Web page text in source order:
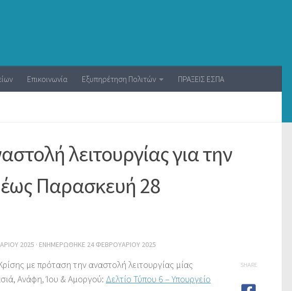
Επικοινωνία Εξυπηρέτηση Πολιτών ΠΡΑΞΕΙΣ ΕΣΠΑ
λειτουργίας για την
Παρασκευή 28
2025 · ΕΝΗΜΕΡΏΘΗΚΕ 24 ΦΕΒΡΟΥΑΡΊΟΥ 2025
με πρόταση την αναστολή λειτουργίας μίας
Ανάφη, Ίου & Αμοργού: Δελτίο Τύπου 6 – Υπουργείο
SHARE